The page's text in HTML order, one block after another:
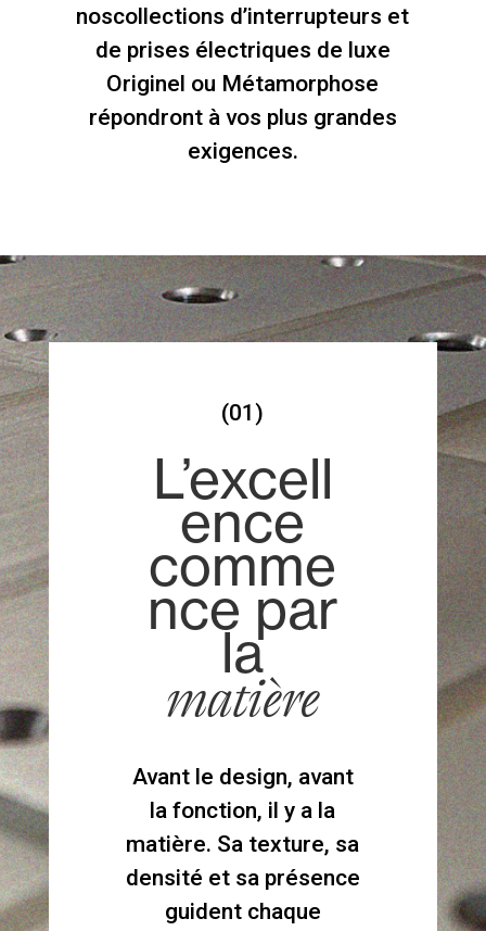
noscollections d’interrupteurs et
de prises électriques de luxe
Originel ou Métamorphose
répondront à vos plus grandes
exigences.
(01)
L’excell
ence
comme
nce par
la
matière
Avant le design, avant
la fonction, il y a la
matière. Sa texture, sa
densité et sa présence
guident chaque